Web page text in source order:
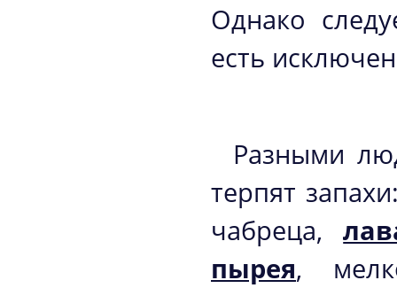
Однако
есть
Разными
терпят
чабреца,
пырея,